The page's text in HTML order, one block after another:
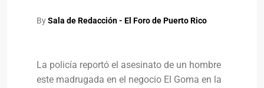
BySala de Redacción - El Foro de Puerto Rico
La policía reportó el asesinato de un hombre
este madrugada en el negocio El Goma en la